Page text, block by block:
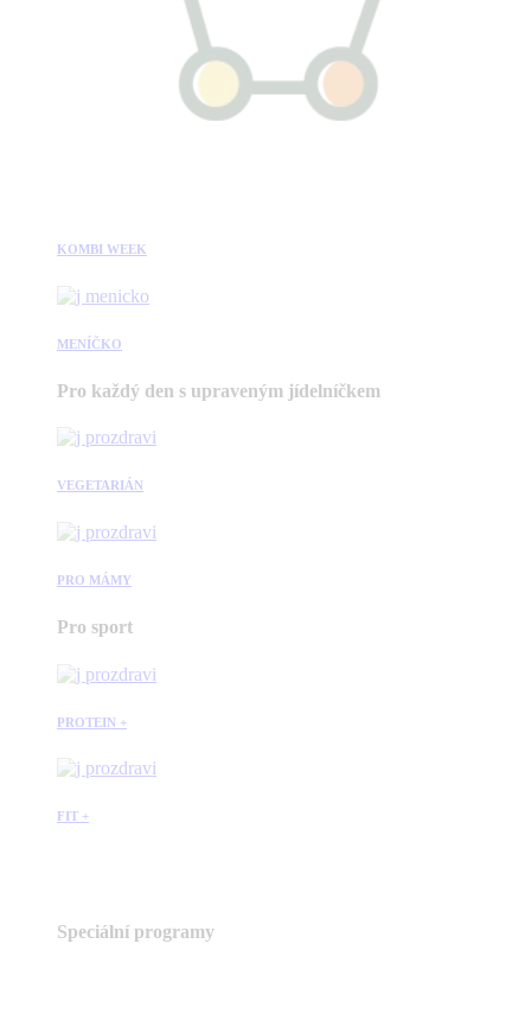
KOMBI WEEK
MENÍČKO
Pro každý den s upraveným jídelníčkem
VEGETARIÁN
PRO MÁMY
Pro sport
PROTEIN +
FIT +
Speciální programy